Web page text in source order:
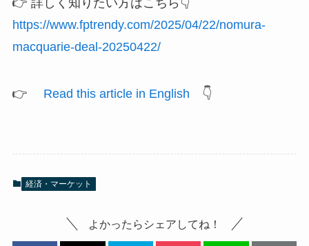
https://www.fptrendy.com/2025/04/22/nomura-
macquarie-deal-20250422/
👉 Read this article in English 👇
経済・マーケット
よかったらシェアしてね！